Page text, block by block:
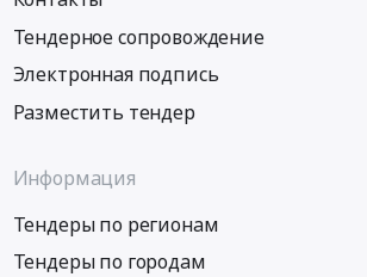
Тендерное сопровождение
Электронная подпись
Разместить тендер
Информация
Тендеры по регионам
Тендеры по городам